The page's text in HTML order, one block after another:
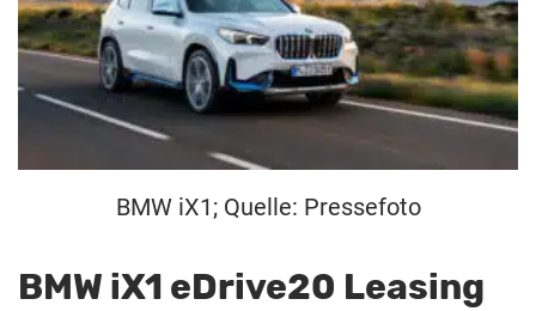
BMW iX1; Quelle: Pressefoto
BMW iX1 eDrive20 Leasing